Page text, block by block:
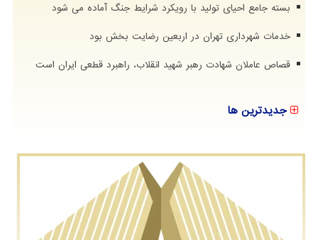
بسته جامع احیای تولید با رویکرد شرایط جنگ آماده می شود
خدمات شهرداری تهران در اربعین رضایت بخش بود
قصاص عاملان شهادت رهبر شهید انقلاب، راهبرد قطعی ایران است
جدیدترین ها